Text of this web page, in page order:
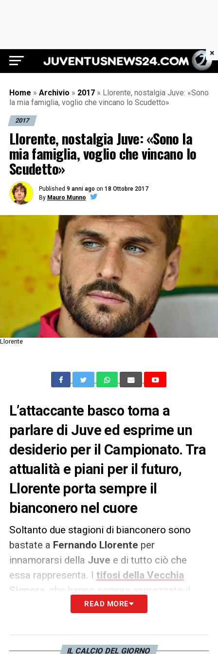
Juventus News 24
Home » Archivio » 2017 » Llorente, nostalgia Juve: «Sono
la mia famiglia, voglio che vincano lo Scudetto»
2017
Llorente, nostalgia Juve: «Sono la
mia famiglia, voglio che vincano lo
Scudetto»
Published 9 anni ago on 18 Ottobre 2017
By Mauro Munno
Llorente
L’attaccante basco torna a
parlare di Juve ed esprime un
desiderio per il Campionato. Tra
attualità e piani per il futuro,
Llorente porta sempre il
bianconero nel cuore
Soltanto due stagioni di bianconero sono
bastate a Fernando Llorente per
innamorarsi della Juve e di tutto ciò che
essa rappresenta. I tifosi della Vecchia
Signora
, che hanno sempre apprezzato il
basco per professionalità e impegno, sono
Tottenham. E lo saranno, con ogni
probabilità, ancora di più dopo le
READ MORE
IL CALCIO DEL GIORNO
×